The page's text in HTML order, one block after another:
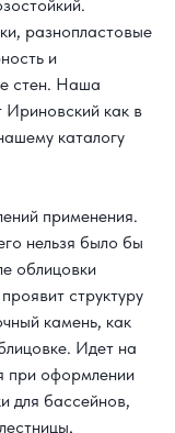
разнопластовые
и
стен. Наша
Ириновский как в
каталогу
применения.
нельзя было бы
облицовки
структуру
камень, как
Идет на
при оформлении
для бассейнов,